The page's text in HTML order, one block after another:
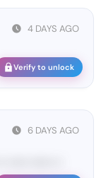
4 DAYS AGO
Verify to unlock
6 DAYS AGO